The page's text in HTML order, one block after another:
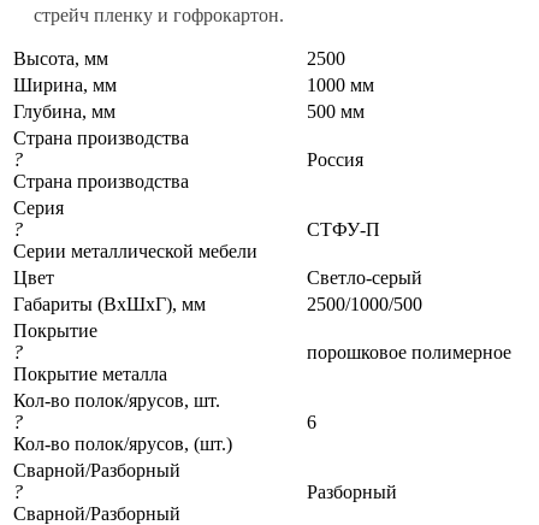
стрейч пленку и гофрокартон.
Высота, мм
2500
Ширина, мм
1000 мм
Глубина, мм
500 мм
Страна производства
?
Страна производства
Россия
Серия
?
Серии металлической мебели
СТФУ-П
Цвет
Светло-серый
Габариты (ВхШхГ), мм
2500/1000/500
Покрытие
?
Покрытие металла
порошковое полимерное
Кол-во полок/ярусов, шт.
?
Кол-во полок/ярусов, (шт.)
6
Сварной/Разборный
?
Сварной/Разборный
Разборный